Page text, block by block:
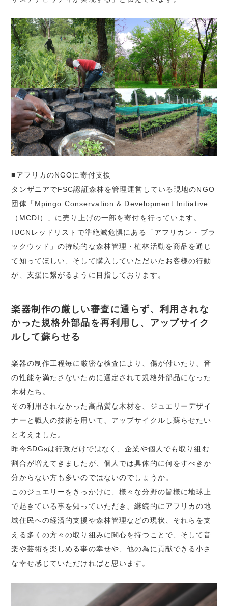
■アフリカのNGOに寄付支援
タンザニアでFSC認証森林を管理運営している現地のNGO
団体「Mpingo Conservation & Development Initiative
（MCDI）」に売り上げの一部を寄付を行っています。
IUCNレッドリストで準絶滅危惧にある「アフリカン・ブラ
ックウッド」の持続的な森林管理・植林活動を商品を通じ
て知ってほしい、そして購入していただいたお客様の行動
が、支援に繋がるように目指しております。
楽器制作の厳しい審査に通らず、利用されな
かった規格外部品を再利用し、アップサイク
ルして蘇らせる
楽器の制作工程毎に厳密な検査により、傷が付いたり、音
の性能を満たさないために選定されて規格外部品になった
木材たち。
その利用されなかった高品質な木材を、ジュエリーデザイ
ナーと職人の技術を用いて、アップサイクルし蘇らせたい
と考えました。
昨今SDGsは行政だけではなく、企業や個人でも取り組む
割合が増えてきましたが、個人では具体的に何をすべきか
分からない方も多いのではないのでしょうか。
このジュエリーをきっかけに、様々な分野の皆様に地球上
で起きている事を知っていただき、継続的にアフリカの地
域住民への経済的支援や森林管理などの現状、それらを支
える多くの方々の取り組みに関心を持つことで、そして音
楽や芸術を楽しめる事の幸せや、他の為に貢献できる小さ
な幸せ感じていただければと思います。